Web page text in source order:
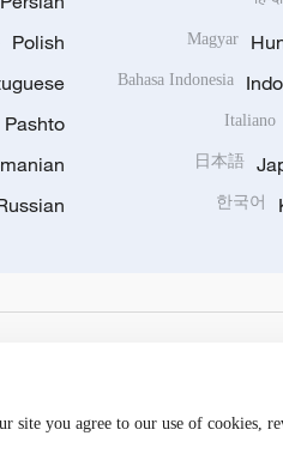
Magyar
Bahasa Indonesia
Italiano
日本語
한국어
Polish
Pashto
site you agree to our use of cookies,